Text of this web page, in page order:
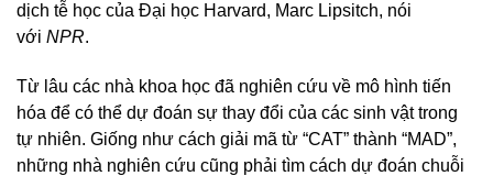
dịch tễ học của Đại học Harvard, Marc Lipsitch, nói
với NPR.
Từ lâu các nhà khoa học đã nghiên cứu về mô hình tiến
hóa để có thể dự đoán sự thay đổi của các sinh vật trong
tự nhiên. Giống như cách giải mã từ “CAT” thành “MAD”,
những nhà nghiên cứu cũng phải tìm cách dự đoán chuỗi